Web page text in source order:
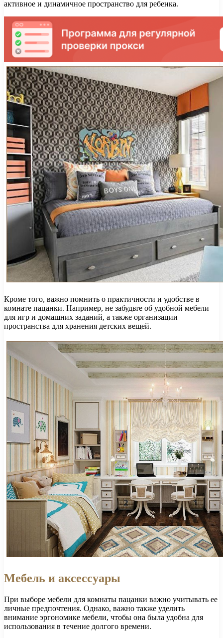
активное и динамичное пространство для ребенка.
Кроме того, важно помнить о практичности и удобстве в
комнате пацанки. Например, не забудьте об удобной мебели
для игр и домашних заданий, а также организации
пространства для хранения детских вещей.
Мебель и аксессуары
При выборе мебели для комнаты пацанки важно учитывать ее
личные предпочтения. Однако, важно также уделить
внимание эргономике мебели, чтобы она была удобна для
использования в течение долгого времени.